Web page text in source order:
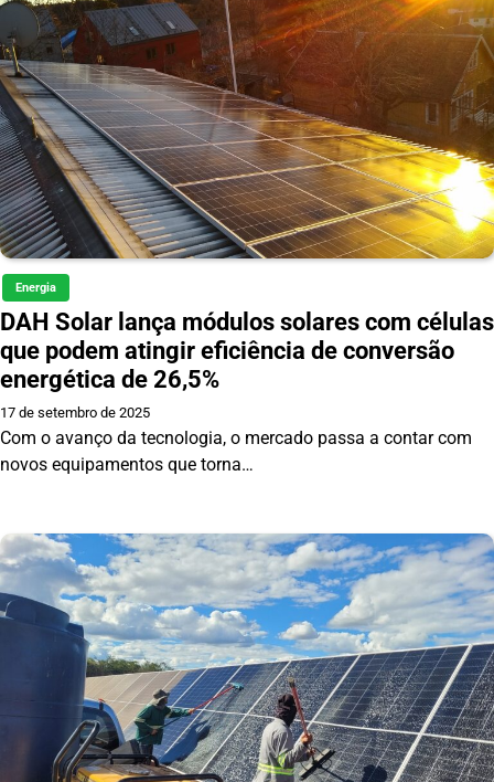
Energia
DAH Solar lança módulos solares com células
que podem atingir eficiência de conversão
energética de 26,5%
17 de setembro de 2025
Com o avanço da tecnologia, o mercado passa a contar com
novos equipamentos que torna…